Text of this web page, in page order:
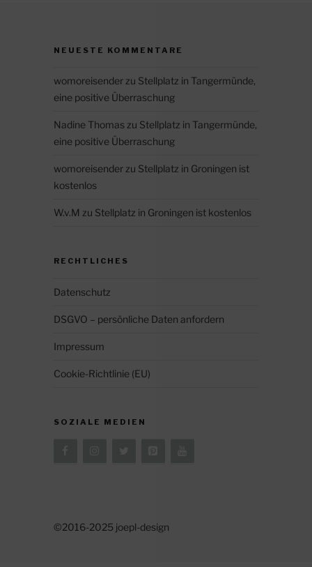
NEUESTE KOMMENTARE
womoreisenderzu Stellplatz in Tangermünde,
eine positive Überraschung
Nadine Thomaszu Stellplatz in Tangermünde,
eine positive Überraschung
womoreisenderzu Stellplatz in Groningen ist
kostenlos
W.v.M zu Stellplatz in Groningen ist kostenlos
RECHTLICHES
Datenschutz
DSGVO – persönliche Daten anfordern
Impressum
Cookie-Richtlinie (EU)
SOZIALE MEDIEN
©2016-2025 joepl-design